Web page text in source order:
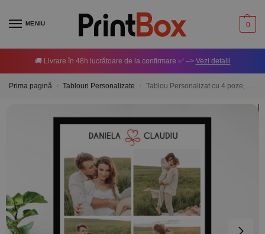
MENIU 0
🚚 Livrare în 48h lucrătoare de la confirmare ✅ –> Vezi detalii
Prima pagină Tablouri Personalizate Tablou Personalizat cu 4 poze, nume și mesaj